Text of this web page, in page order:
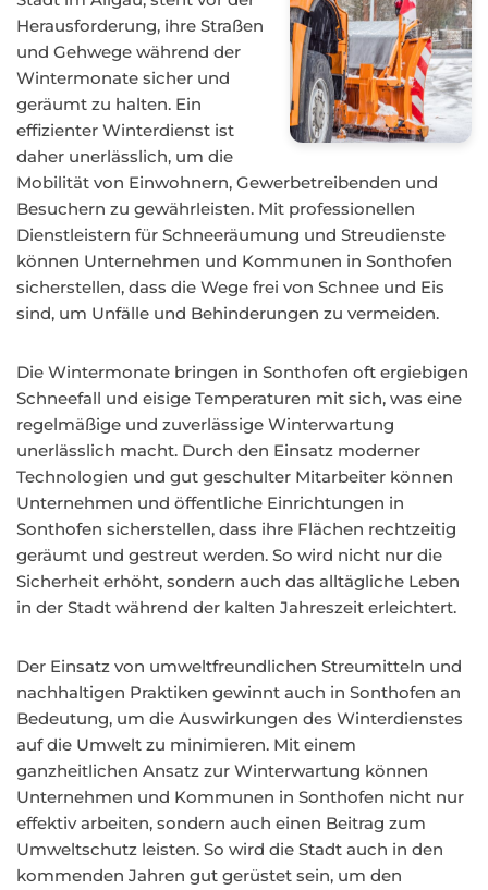
Herausforderung, ihre Straßen
und Gehwege während der
Wintermonate sicher und
geräumt zu halten. Ein
effizienter Winterdienst ist
daher unerlässlich, um die
Mobilität von Einwohnern, Gewerbetreibenden und
Besuchern zu gewährleisten. Mit professionellen
Dienstleistern für Schneeräumung und Streudienste
können Unternehmen und Kommunen in Sonthofen
sicherstellen, dass die Wege frei von Schnee und Eis
sind, um Unfälle und Behinderungen zu vermeiden.
Die Wintermonate bringen in Sonthofen oft ergiebigen
Schneefall und eisige Temperaturen mit sich, was eine
regelmäßige und zuverlässige Winterwartung
unerlässlich macht. Durch den Einsatz moderner
Technologien und gut geschulter Mitarbeiter können
Unternehmen und öffentliche Einrichtungen in
Sonthofen sicherstellen, dass ihre Flächen rechtzeitig
geräumt und gestreut werden. So wird nicht nur die
Sicherheit erhöht, sondern auch das alltägliche Leben
in der Stadt während der kalten Jahreszeit erleichtert.
Der Einsatz von umweltfreundlichen Streumitteln und
nachhaltigen Praktiken gewinnt auch in Sonthofen an
Bedeutung, um die Auswirkungen des Winterdienstes
auf die Umwelt zu minimieren. Mit einem
ganzheitlichen Ansatz zur Winterwartung können
Unternehmen und Kommunen in Sonthofen nicht nur
effektiv arbeiten, sondern auch einen Beitrag zum
Umweltschutz leisten. So wird die Stadt auch in den
kommenden Jahren gut gerüstet sein, um den